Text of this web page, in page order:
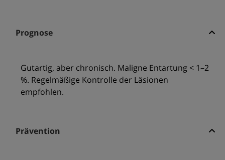
Prognose
Gutartig, aber chronisch. Maligne Entartung < 1–2
%. Regelmäßige Kontrolle der Läsionen
empfohlen.
Prävention